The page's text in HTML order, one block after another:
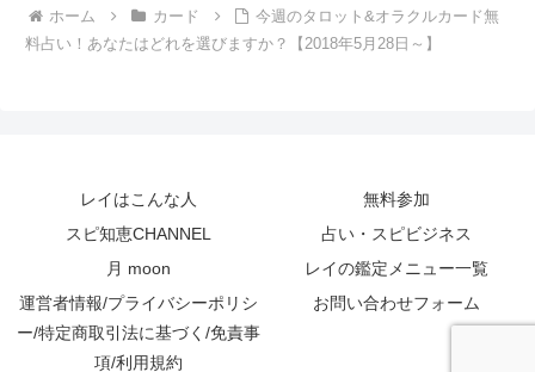
ホーム カード
今週のタロット&オラクルカード無
料占い！あなたはどれを選びますか？【2018年5月28日～】
レイはこんな人
無料参加
スピ知恵CHANNEL
占い・スピビジネス
月 moon
レイの鑑定メニュー一覧
運営者情報/プライバシーポリシ
ー/特定商取引法に基づく/免責事
項/利用規約
お問い合わせフォーム